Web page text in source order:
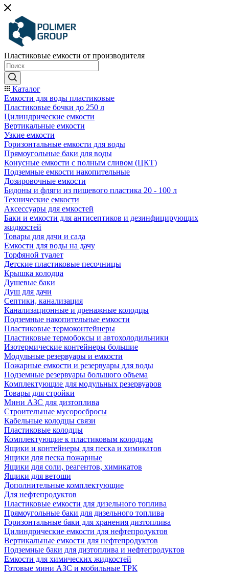
Пластиковые емкости от производителя
Каталог
Емкости для воды пластиковые
Пластиковые бочки до 250 л
Цилиндрические емкости
Вертикальные емкости
Узкие емкости
Горизонтальные емкости для воды
Прямоугольные баки для воды
Конусные емкости с полным сливом (ЦКТ)
Подземные емкости накопительные
Дозировочные емкости
Бидоны и фляги из пищевого пластика 20 - 100 л
Технические емкости
Аксессуары для емкостей
Баки и емкости для антисептиков и дезинфицирующих
жидкостей
Товары для дачи и сада
Емкости для воды на дачу
Торфяной туалет
Детские пластиковые песочницы
Крышка колодца
Душевые баки
Душ для дачи
Септики, канализация
Канализационные и дренажные колодцы
Подземные накопительные емкости
Пластиковые термоконтейнеры
Пластиковые термобоксы и автохолодильники
Изотермические контейнеры большие
Модульные резервуары и емкости
Пожарные емкости и резервуары для воды
Подземные резервуары большого объема
Комплектующие для модульных резервуаров
Товары для стройки
Мини АЗС для дизтоплива
Строительные мусоросбросы
Кабельные колодцы связи
Пластиковые колодцы
Комплектующие к пластиковым колодцам
Ящики и контейнеры для песка и химикатов
Ящики для песка пожарные
Ящики для соли, реагентов, химикатов
Ящики для ветоши
Дополнительные комплектующие
Для нефтепродуктов
Пластиковые емкости для дизельного топлива
Прямоугольные баки для дизельного топлива
Горизонтальные баки для хранения дизтоплива
Цилиндрические емкости для нефтепродуктов
Вертикальные емкости для нефтепродуктов
Подземные баки для дизтоплива и нефтепродуктов
Емкости для химических жидкостей
Готовые мини АЗС и мобильные ТРК